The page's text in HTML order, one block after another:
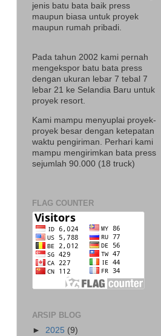
jenis batu bata baik press
maupun biasa untuk proyek
maupun rumah pribadi.
Pada tahun 2002 kami pernah
mengekspor batu bata press
dengan ukuran lebar 7 tebal 7
lebar 21 ke Selandia Baru untuk
proyek resort.
Kami mampu menyuplai proyek-
proyek besar dengan ketepatan
waktu pengiriman. Perhari kami
mampu mengirimkan bata press
sejumlah 90.000 (18 truck)
FLAG COUNTER
ARSIP BLOG
► 2025 (9)